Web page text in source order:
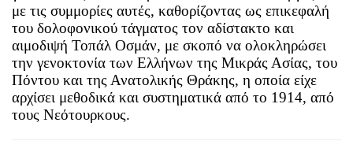
με τις συμμορίες αυτές, καθορίζοντας ως επικεφαλή
του δολοφονικού τάγματος τον αδίστακτο και
αιμοδιψή Τοπάλ Οσμάν, με σκοπό να ολοκληρώσει
την γενοκτονία των Ελλήνων της Μικράς Ασίας, του
Πόντου και της Ανατολικής Θράκης, η οποία είχε
αρχίσει μεθοδικά και συστηματικά από το 1914, από
τους Νεότουρκους.